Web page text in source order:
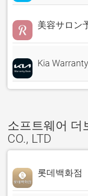
美容サロン
Kia
소프트웨어 더
CO., LTD
롯데백화점